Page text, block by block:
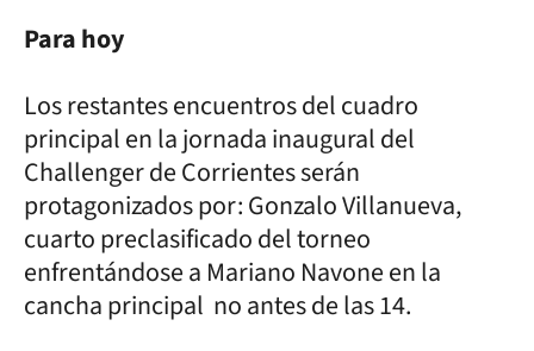
Para hoy
Los restantes encuentros del cuadro
principal en la jornada inaugural del
Challenger de Corrientes serán
protagonizados por: Gonzalo Villanueva,
cuarto preclasificado del torneo
enfrentándose a Mariano Navone en la
cancha principal no antes de las 14.